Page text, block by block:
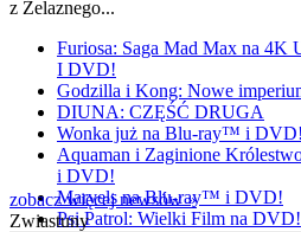
z Żelaznego...
Furiosa: Saga Mad Max na
I DVD!
Godzilla i Kong: Nowe
DIUNA: CZĘŚĆ DRUGA
Wonka już na Blu-ray™ i DVD!
Aquaman i Zaginione
i DVD!
Marvels na Blu-ray™ i DVD!
Psi Patrol: Wielki Film na DVD!
zobacz więcej newsów »
Zwiastuny